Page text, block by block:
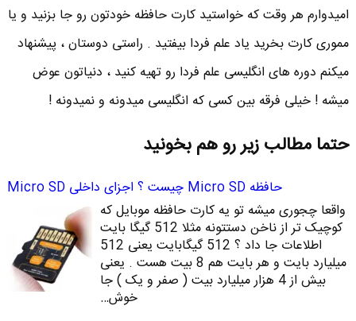
امیدوارم هر وقت که خواستید کارت حافظه خودتون رو جا بزنید و یا
مموری کارت بخرید یاد علم فردا بیفتید . راستی دوستان ، پیشنهاد
میکنم دوره های انگلیسی علم فردا رو تهیه کنید ، دنیاتون عوض
میشه ! خیلی فرقه بین کسی که انگلیسی میدونه و نمیدونه !
حتما مطالب زیر رو هم بخونید
حافظه Micro SD چیست ؟ اجزای داخلی Micro SD
واقعا چجوری میشه تو یه کارت حافظه موبایل که
کوچیک تر از ناخن دستتونه مثلا 512 گیگا بایت
اطلاعات جا داد ؟ 512 گیگابایت یعنی 512
میلیارد بایت و هر بایت هم 8 بیت هست . یعنی
بیش از 4 هزار میلیارد بیت ( صفر و یک ) جا
خوش…